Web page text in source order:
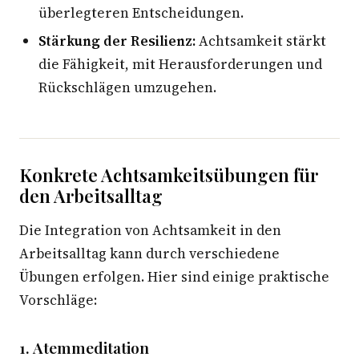
überlegteren Entscheidungen.
Stärkung der Resilienz:Achtsamkeit stärkt
die Fähigkeit, mit Herausforderungen und
Rückschlägen umzugehen.
Konkrete Achtsamkeitsübungen für
den Arbeitsalltag
Die Integration von Achtsamkeit in den
Arbeitsalltag kann durch verschiedene
Übungen erfolgen. Hier sind einige praktische
Vorschläge:
1. Atemmeditation